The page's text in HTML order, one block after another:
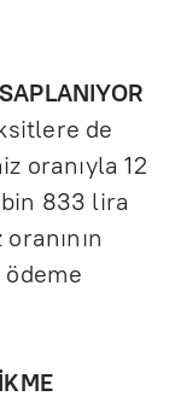
de
oranıyla 12
bin 833 lira